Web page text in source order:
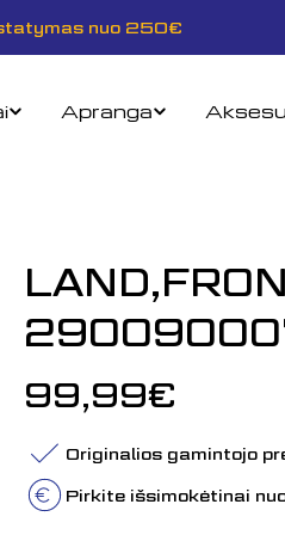
nuo 250€
Apranga
Įprasta
kaina
99,99€
Originalios gamintojo
Pirkite išsimokėtinai